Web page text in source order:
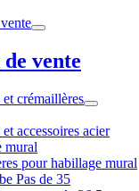
vente
crémaillères
accessoires acier
mural
pour habillage mural
Pas de 35